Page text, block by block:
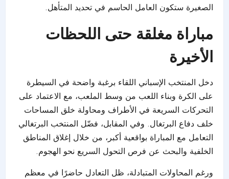
الصغيرة ستكون العامل الحاسم في تحديد المتأهل.
مباراة مغلقة حتى اللحظات
الأخيرة
دخل المنتخب الإسباني اللقاء برغبة واضحة في السيطرة
على الكرة وبناء اللعب من وسط الملعب، مع الاعتماد على
التحركات السريعة في الأطراف ومحاولة خلق المساحات
خلف دفاع البرتغال. وفي المقابل، فضّل المنتخب البرتغالي
التعامل مع المباراة بواقعية أكبر، من خلال إغلاق المناطق
الخلفية والبحث عن فرص التحول السريع نحو الهجوم.
ورغم المحاولات المتبادلة، ظل التعادل حاضرًا في معظم